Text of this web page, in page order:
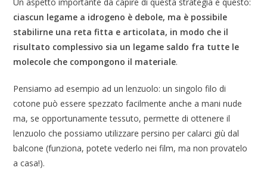
ciascun legame a idrogeno è debole, ma è possibile
stabilirne una reta fitta e articolata, in modo che il
risultato complessivo sia un legame saldo fra tutte le
molecole che compongono il materiale.
Pensiamo ad esempio ad un lenzuolo: un singolo filo di
cotone può essere spezzato facilmente anche a mani nude
ma, se opportunamente tessuto, permette di ottenere il
lenzuolo che possiamo utilizzare persino per calarci giù dal
balcone (funziona, potete vederlo nei film, ma non provatelo
a casa!).